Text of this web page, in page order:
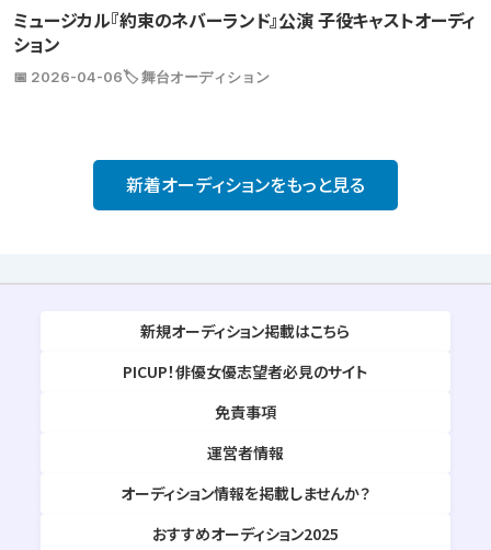
ミュージカル『約束のネバーランド』公演 子役キャストオーディ
ション
📅 2026-04-06🏷️ 舞台オーディション
新着オーディションをもっと見る
新規オーディション掲載はこちら
PICUP！俳優女優志望者必見のサイト
免責事項
運営者情報
オーディション情報を掲載しませんか？
おすすめオーディション2025